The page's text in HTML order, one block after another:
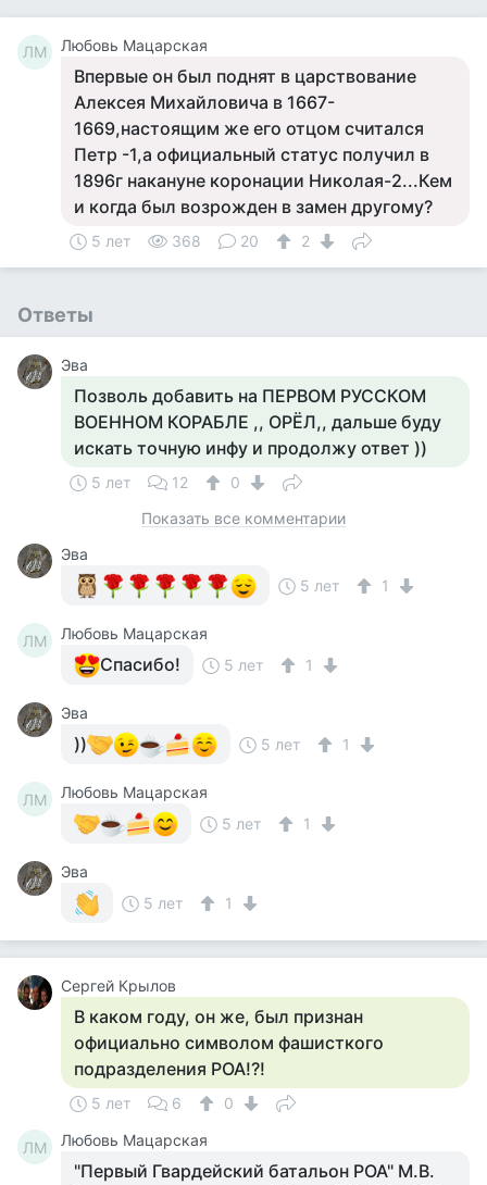
ЛМ Любовь Мацарская
Впервые он был поднят в царствование
Алексея Михайловича в 1667-
1669,настоящим же его отцом считался
Петр -1,а официальный статус получил в
1896г накануне коронации Николая-2...Кем
и когда был возрожден в замен другому?
5 лет 368 20 2
Ответы
Эва
Позволь добавить на ПЕРВОМ РУССКОМ
ВОЕННОМ КОРАБЛЕ ,, ОРЁЛ,, дальше буду
искать точную инфу и продолжу ответ ))
5 лет 12
0
Показать все комментарии
Эва
5 лет
1
ЛМ Любовь Мацарская
Спасибо! 5 лет 1
Эва
)) 5 лет 1
ЛМ
Любовь Мацарская
5 лет
1
Эва
5 лет
1
Сергей Крылов
В каком году, он же, был признан
официально символом фашисткого
подразделения РОА!?!
5 лет 6 0
ЛМ Любовь Мацарская
"Первый Гвардейский батальон РОА" М.В.